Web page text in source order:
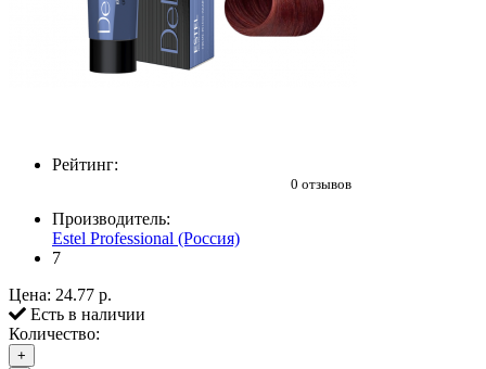
Рейтинг:
0 отзывов
Производитель:
Estel Professional (Россия)
7
Цена: 24.77 р.
Есть в наличии
Количество:
+